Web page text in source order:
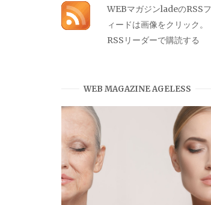
WEBマガジンladeのRSSフ
ィードは画像をクリック。
RSSリーダーで購読する
WEB MAGAZINE AGELESS